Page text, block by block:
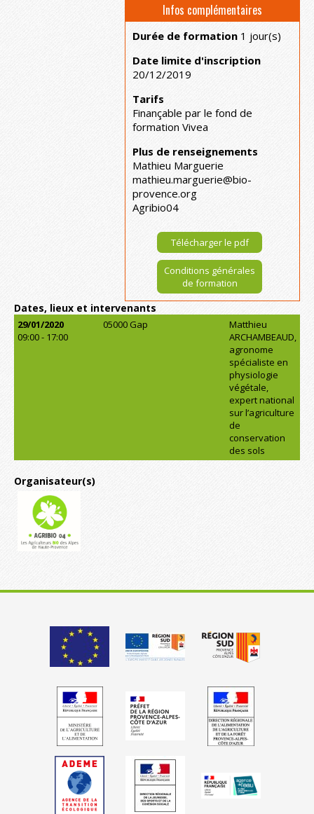
Infos complémentaires
Durée de formation 1 jour(s)
Date limite d'inscription
20/12/2019
Tarifs
Finançable par le fond de
formation Vivea
Plus de renseignements
Mathieu Marguerie
mathieu.marguerie@bio-
provence.org
Agribio04
Télécharger le pdf
Conditions générales
de formation
Dates, lieux et intervenants
29/01/2020
09:00 - 17:00
05000 Gap
Matthieu
ARCHAMBEAUD,
agronome
spécialiste en
physiologie
végétale,
expert national
sur l’agriculture
de
conservation
des sols
Organisateur(s)